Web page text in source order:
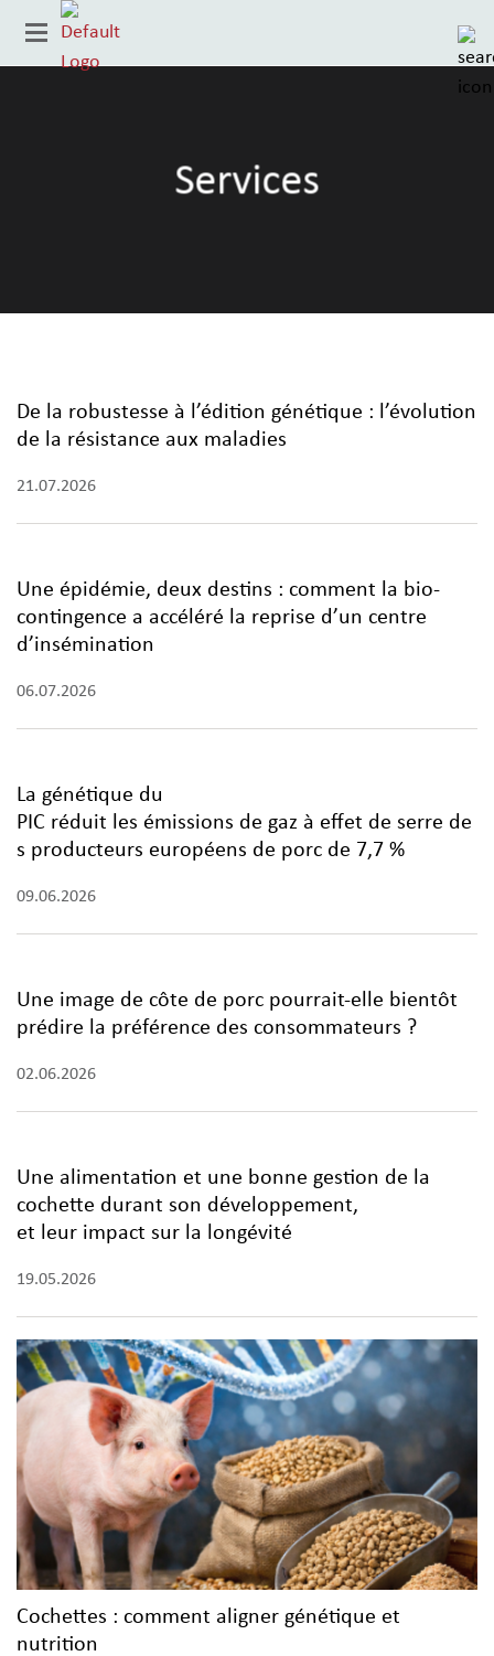
Services
De la robustesse à l’édition génétique : l’évolution
de la résistance aux maladies
21.07.2026
Une épidémie, deux destins : comment la bio-
contingence a accéléré la reprise d’un centre
d’insémination
06.07.2026
La génétique du
PIC réduit les émissions de gaz à effet de serre de
s producteurs européens de porc de 7,7 %
09.06.2026
Une image de côte de porc pourrait-elle bientôt
prédire la préférence des consommateurs ?
02.06.2026
Une alimentation et une bonne gestion de la
cochette durant son développement,
et leur impact sur la longévité
19.05.2026
Cochettes : comment aligner génétique et
nutrition